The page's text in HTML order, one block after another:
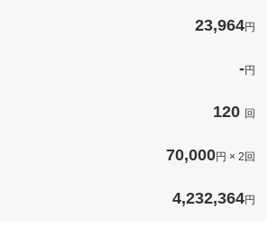
このパックの見積もり依頼（無料）23,964円
-円
120 回
70,000円 × 2回
4,232,364円